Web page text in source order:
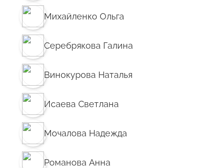
Михайленко Ольга
Серебрякова Галина
Винокурова Наталья
Исаева Светлана
Мочалова Надежда
Романова Анна